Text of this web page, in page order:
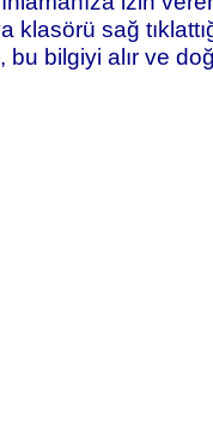
klasörü sağ
bu bilgiyi alır ve